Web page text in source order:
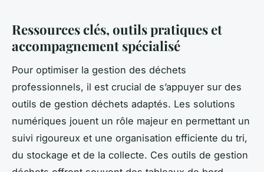
Ressources clés, outils pratiques et
accompagnement spécialisé
Pour optimiser la gestion des déchets
professionnels, il est crucial de s’appuyer sur des
outils de gestion déchets adaptés. Les solutions
numériques jouent un rôle majeur en permettant un
suivi rigoureux et une organisation efficiente du tri,
du stockage et de la collecte. Ces outils de gestion